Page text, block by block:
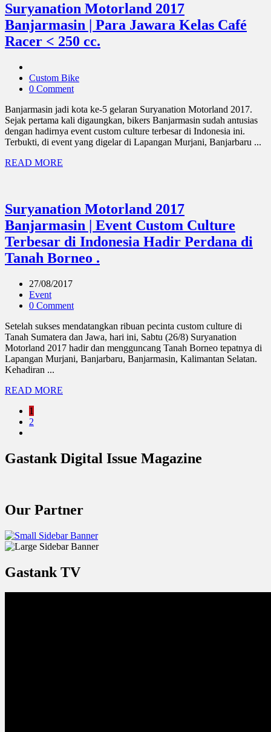
Suryanation Motorland 2017
Banjarmasin | Para Jawara Kelas Café
Racer < 250 cc.
Custom Bike
0 Comment
Banjarmasin jadi kota ke-5 gelaran Suryanation Motorland 2017.
Sejak pertama kali digaungkan, bikers Banjarmasin sudah antusias
dengan hadirnya event custom culture terbesar di Indonesia ini.
Terbukti, di event yang digelar di Lapangan Murjani, Banjarbaru ...
READ MORE
Suryanation Motorland 2017
Banjarmasin | Event Custom Culture
Terbesar di Indonesia Hadir Perdana di
Tanah Borneo .
27/08/2017
Event
0 Comment
Setelah sukses mendatangkan ribuan pecinta custom culture di
Tanah Sumatera dan Jawa, hari ini, Sabtu (26/8) Suryanation
Motorland 2017 hadir dan mengguncang Tanah Borneo tepatnya di
Lapangan Murjani, Banjarbaru, Banjarmasin, Kalimantan Selatan.
Kehadiran ...
READ MORE
1
2
Gastank Digital Issue Magazine
Our Partner
Gastank TV